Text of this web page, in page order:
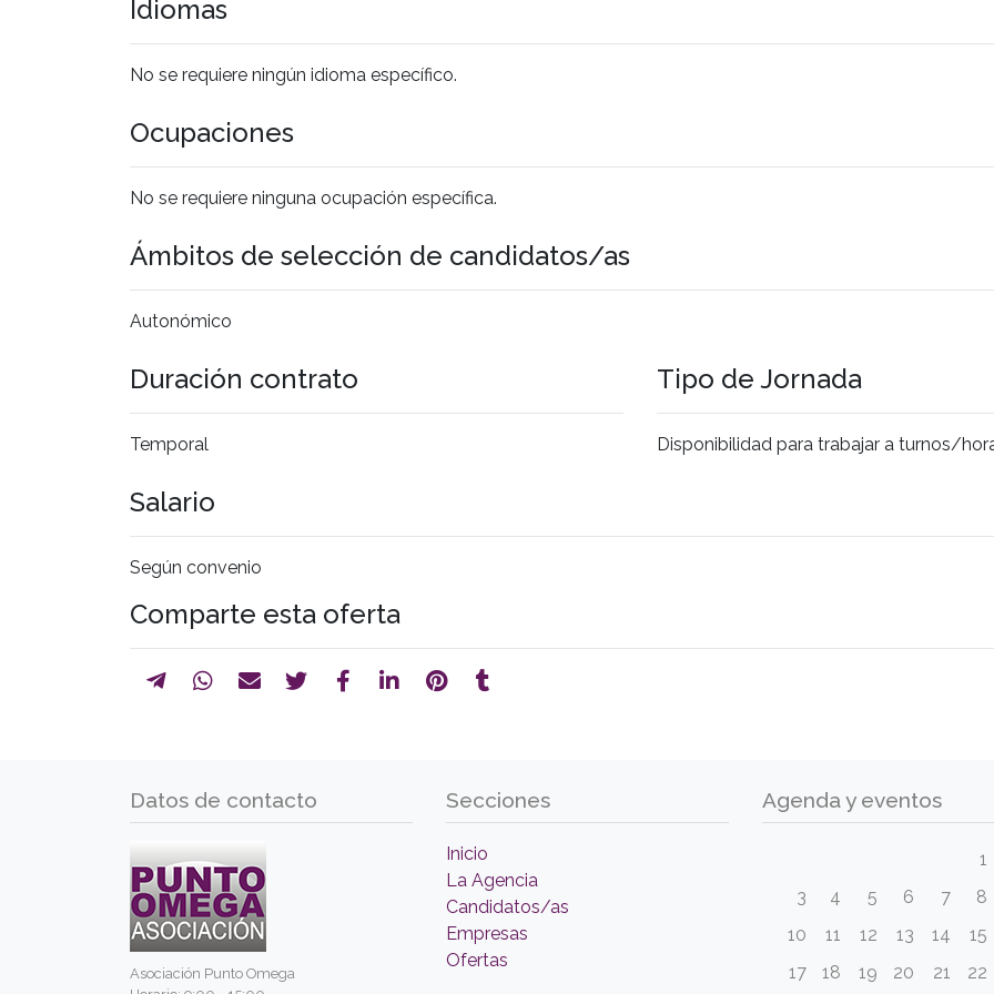
Idiomas
No se requiere ningún idioma específico.
Ocupaciones
No se requiere ninguna ocupación específica.
Ámbitos de selección de candidatos/as
Autonómico
Duración contrato
Temporal
Tipo de Jornada
Disponibilidad para trabajar a turnos/
Salario
Según convenio
Comparte esta oferta
Datos de contacto
Asociación Punto Omega
Secciones
Inicio
La Agencia
Candidatos/as
Empresas
Ofertas
Agenda y eventos
1
3
4 5 6 7
8
10
11 12 13 14
15
17
18 19 20 21 22